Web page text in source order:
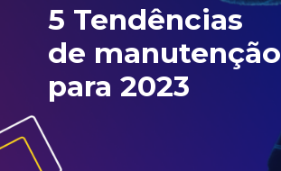
5 Tendências
de manutenção
para 2023